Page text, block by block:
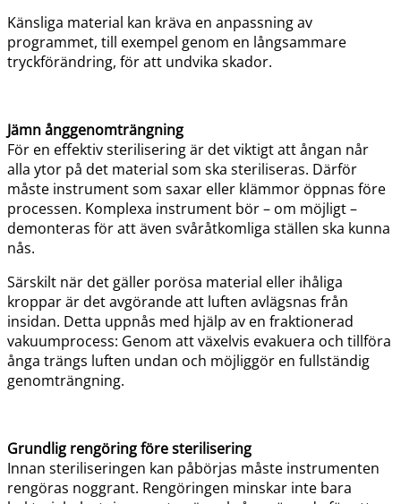
Känsliga material kan kräva en anpassning av
programmet, till exempel genom en långsammare
tryckförändring, för att undvika skador.
Jämn ånggenomträngning
För en effektiv sterilisering är det viktigt att ångan når
alla ytor på det material som ska steriliseras. Därför
måste instrument som saxar eller klämmor öppnas före
processen. Komplexa instrument bör – om möjligt –
demonteras för att även svåråtkomliga ställen ska kunna
nås.
Särskilt när det gäller porösa material eller ihåliga
kroppar är det avgörande att luften avlägsnas från
insidan. Detta uppnås med hjälp av en fraktionerad
vakuumprocess: Genom att växelvis evakuera och tillföra
ånga trängs luften undan och möjliggör en fullständig
genomträngning.
Grundlig rengöring före sterilisering
Innan steriliseringen kan påbörjas måste instrumenten
rengöras noggrant. Rengöringen minskar inte bara